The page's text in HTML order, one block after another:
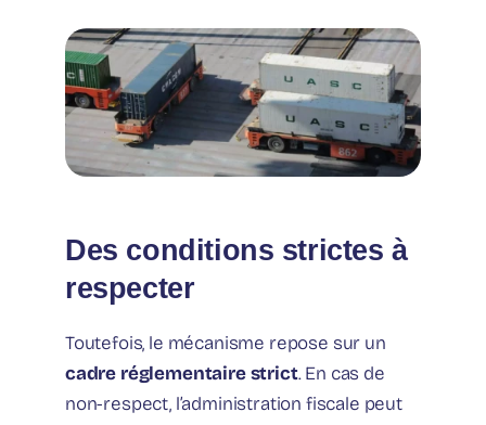
Des conditions strictes à
respecter
Toutefois, le mécanisme repose sur un
cadre réglementaire strict. En cas de
non-respect, l’administration fiscale peut